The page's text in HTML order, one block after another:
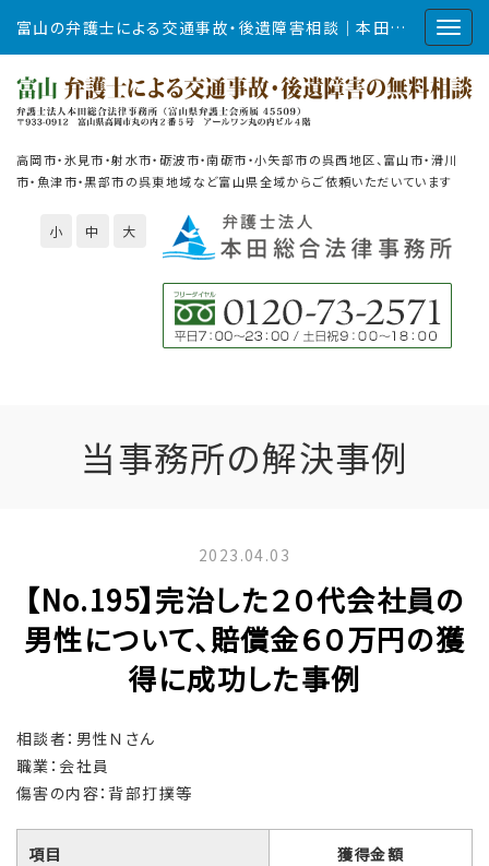
富山の弁護士による交通事故・後遺障害相談｜本田総合法律事務所
高岡市・氷見市・射水市・砺波市・南砺市・小矢部市の呉西地区、富山市・滑川
市・魚津市・黒部市の呉東地域など富山県全域からご依頼いただいています
小 中 大
当事務所の解決事例
2023.04.03
【No.195】完治した２０代会社員の
男性について、賠償金６０万円の獲
得に成功した事例
相談者：男性Ｎさん
職業：会社員
傷害の内容：背部打撲等
項目 獲得金額